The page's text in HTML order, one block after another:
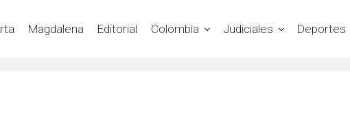
Magdalena Editorial Colombia Judiciales Deportes